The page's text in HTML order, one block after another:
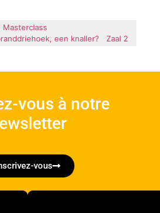
Masterclass
een knaller?
Zaal 2
vous à notre
vous